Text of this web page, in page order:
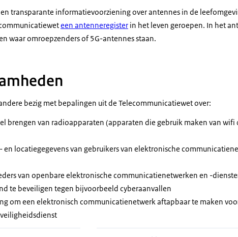
transparante informatievoorziening over antennes in de
een antenneregister in het leven geroepen. In het
waar omroepzenders of 5G-antennes staan.
bezig met bepalingen uit de Telecommunicatiewet over:
brengen van radioapparaten (apparaten die gebruik maken van wifi
en locatiegegevens van gebruikers van elektronische
van openbare elektronische communicatienetwerken en -
te beveiligen tegen bijvoorbeeld cyberaanvallen
om een elektronisch communicatienetwerk aftapbaar te maken